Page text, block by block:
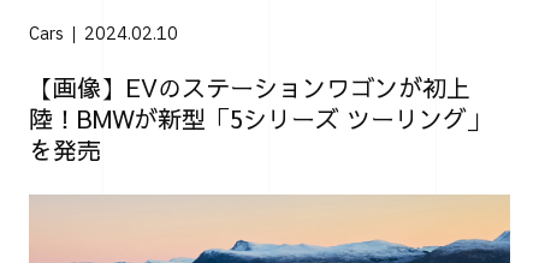
Cars 2024.02.10
【画像】EVのステーションワゴンが初上
陸！BMWが新型「5シリーズ ツーリング」
を発売